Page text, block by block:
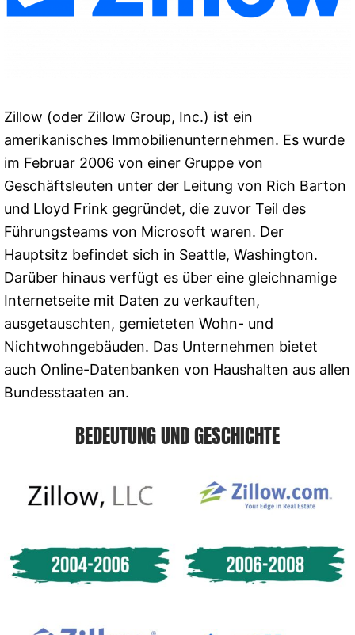
Zillow (oder Zillow Group, Inc.) ist ein
amerikanisches Immobilienunternehmen. Es wurde
im Februar 2006 von einer Gruppe von
Geschäftsleuten unter der Leitung von Rich Barton
und Lloyd Frink gegründet, die zuvor Teil des
Führungsteams von Microsoft waren. Der
Hauptsitz befindet sich in Seattle, Washington.
Darüber hinaus verfügt es über eine gleichnamige
Internetseite mit Daten zu verkauften,
ausgetauschten, gemieteten Wohn- und
Nichtwohngebäuden. Das Unternehmen bietet
auch Online-Datenbanken von Haushalten aus allen
Bundesstaaten an.
BEDEUTUNG UND GESCHICHTE